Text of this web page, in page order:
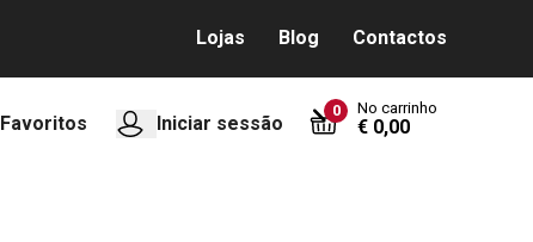
Lojas Blog Contactos
Favoritos Iniciar sessão
0 No carrinho
€ 0,00